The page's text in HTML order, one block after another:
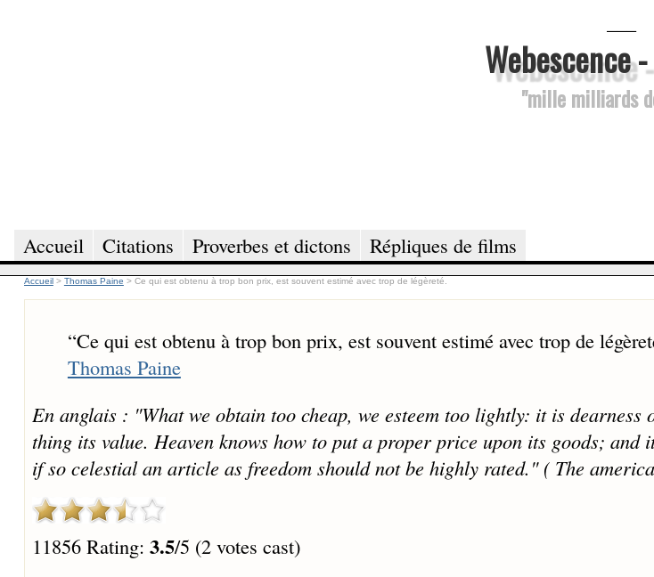
Webescence
"mille milliards
Accueil Citations Proverbes et dictons Répliques de films
Accueil > Thomas Paine > Ce qui est obtenu à trop bon prix, est souvent estimé avec trop de légèreté.
“Ce qui est obtenu à trop bon prix, est souvent estimé avec trop de
Thomas Paine
En anglais : "What we obtain too cheap, we esteem too lightly: it is dearness
thing its value. Heaven knows how to put a proper price upon its goods; and
if so celestial an article as freedom should not be highly rated." ( The
11856 Rating: 3.5/5 (2 votes cast)